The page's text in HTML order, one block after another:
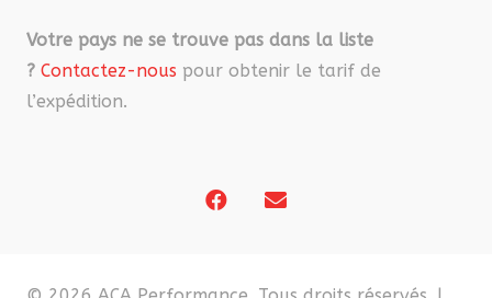
Votre pays ne se trouve pas dans la liste
? Contactez-nous pour obtenir le tarif de
l’expédition.